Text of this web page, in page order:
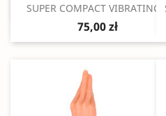
Szybki podgląd
SUPER COMPACT
75,00 zł